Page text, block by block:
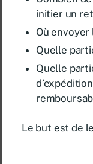
initier un
Où envoyer
Quelle
Quelle
Le but est de